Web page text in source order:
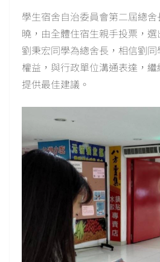
學生宿舍自治委員會第二屆總
曉，由全體住宿生親手投票，
劉秉宏同學為總舍長，相信劉
權益，與行政單位溝通表達，繼
提供最佳建議。